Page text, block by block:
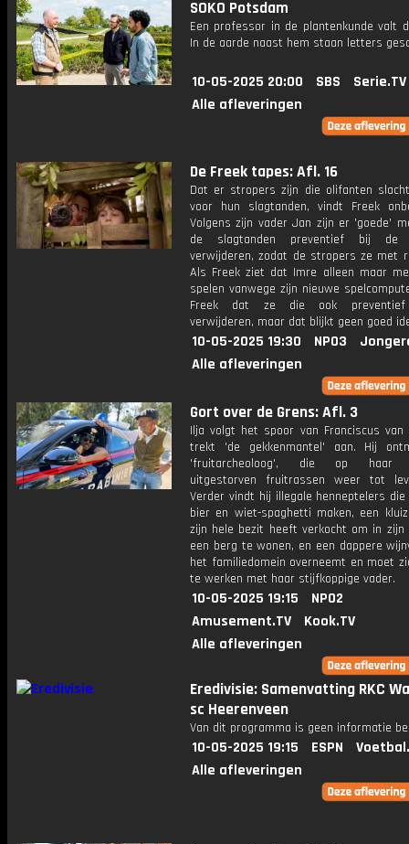
SOKO Potsdam
Een professor in de plantenkunde valt
In de aarde naast hem staan letters
10-05-2025 20:00 SBS
Serie.TV
Alle afleveringen
De Freek tapes: Afl. 16
Dat er stropers zijn die olifanten
voor hun slagtanden, vindt Freek
Volgens zijn vader Jan zijn er 'goede'
de slagtanden preventief bij de
verwijderen, zodat de stropers ze met
Als Freek ziet dat Imre alleen maar
spelen vanwege zijn nieuwe
Freek dat ze die ook preventief
verwijderen, maar dat blijkt geen goed
10-05-2025 19:30 NPO3
Alle afleveringen
Gort over de Grens: Afl. 3
Ilja volgt het spoor van Franciscus van
trekt 'de gekkenmantel' aan. Hij
'fruitarcheoloog', die op haar
uitgestorven fruitrassen weer tot
Verder vindt hij illegale henneptelers
bier en wiet-spaghetti maken, een
zijn hele bezit heeft verkocht om in zijn
een berg te wonen, en een dappere
het familiedomein overneemt en moet
te werken met haar stijfkoppige vader.
10-05-2025 19:15
NPO2
Amusement.TV
Kook.TV
Alle afleveringen
Eredivisie: Samenvatting RKC
sc Heerenveen
Van dit programma is geen informatie
10-05-2025 19:15 ESPN
Alle afleveringen